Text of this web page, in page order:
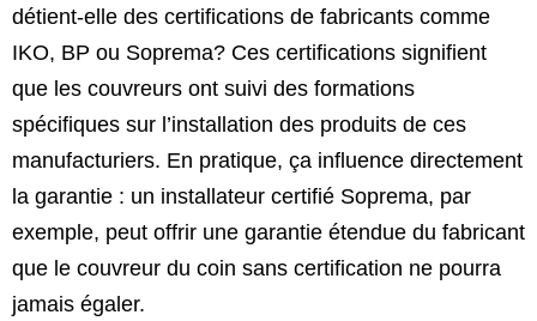
détient-elle des certifications de fabricants comme
IKO, BP ou Soprema? Ces certifications signifient
que les couvreurs ont suivi des formations
spécifiques sur l’installation des produits de ces
manufacturiers. En pratique, ça influence directement
la garantie : un installateur certifié Soprema, par
exemple, peut offrir une garantie étendue du fabricant
que le couvreur du coin sans certification ne pourra
jamais égaler.